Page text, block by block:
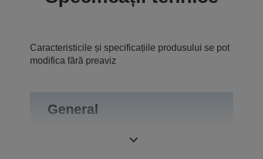
Caracteristicile și specificațiile produsului se pot
modifica fără preaviz
General